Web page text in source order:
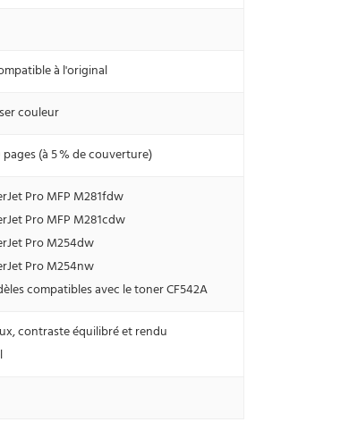
à l'original
couleur
pages (à 5 % de couverture)
Pro MFP M281fdw
Pro MFP M281cdw
Pro M254dw
Pro M254nw
compatibles avec le toner CF542A
contraste équilibré et rendu